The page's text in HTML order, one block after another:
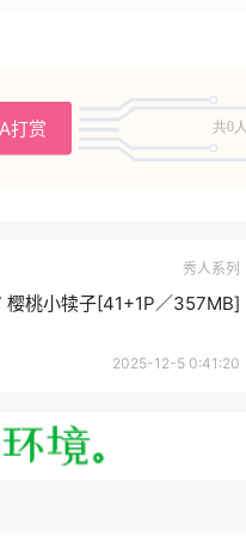
打赏 共0人
秀人系列
桃小犊子[41+1P／357MB]
2025-12-5 0:41:20